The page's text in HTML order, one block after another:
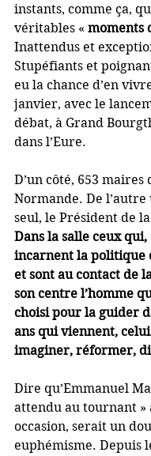
instants, comme ça,
véritables « moments
Inattendus et
Stupéfiants et
eu la chance d’en
janvier, avec le
débat, à Grand
dans l’Eure.
D’un côté, 653 maires
Normande. De l’autre
seul, le Président de
Dans la salle ceux
incarnent la politique
et sont au contact de
son centre l’homme
choisi pour la guider
ans qui viennent,
imaginer, réformer,
Dire qu’Emmanuel
attendu au tournant »
occasion, serait un
euphémisme. Depuis